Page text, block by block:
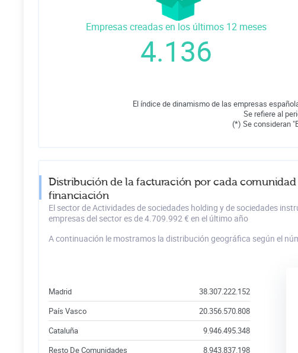
Empresas creadas en los últimos 12 meses
4.136
El índice de dinamismo de las empresas
Se refiere al
(*) Se consideran
Distribución de la facturación por cada
financiación
El sector de Actividades de sociedades holding y de sociedades
empresas del sector es de 4.709.992 € en el último año
A continuación le mostramos la distribución geográfica según el
Madrid
38.307.222.152
País Vasco
20.356.570.808
Cataluña
9.946.495.348
Resto De Comunidades
8.943.837.198